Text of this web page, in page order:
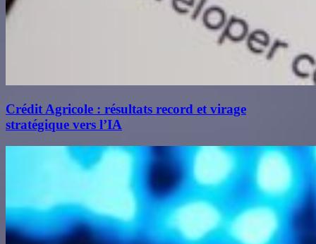
Crédit Agricole : résultats record et virage
stratégique vers l’IA